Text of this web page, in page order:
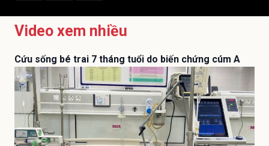
Video xem nhiều
Cứu sống bé trai 7 tháng tuổi do biến chứng cúm A